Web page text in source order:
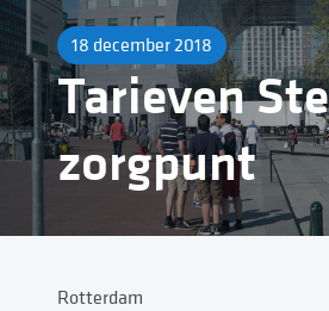
18 december 2018
Tarieven
zorgpunt
Rotterdam